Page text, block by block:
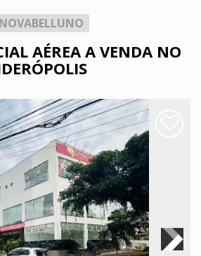
AÉREA A VENDA NO